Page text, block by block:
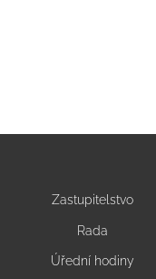
Zastupitelstvo
Rada
Úřední hodiny